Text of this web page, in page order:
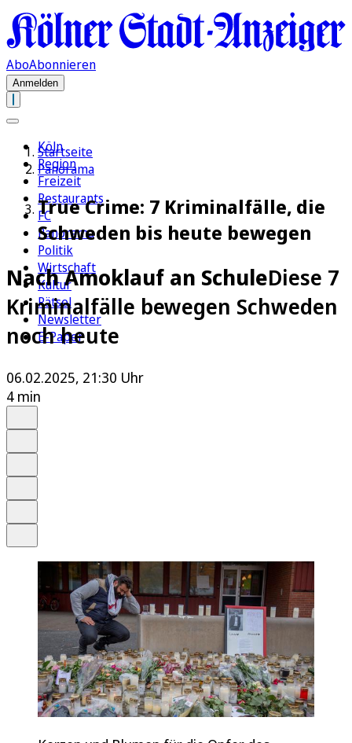
AboAbonnieren
Anmelden
Köln
Region
Freizeit
Restaurants
FC
Panorama
Politik
Wirtschaft
Kultur
Rätsel
Newsletter
E-Paper
Startseite
Panorama
True Crime: 7 Kriminalfälle, die
Schweden bis heute bewegen
Nach Amoklauf an SchuleDiese 7
Kriminalfälle bewegen Schweden
noch heute
06.02.2025, 21:30 Uhr
4 min